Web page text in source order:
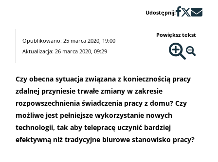
Udostępnij:
Opublikowano: 25 marca 2020, 19:00
Aktualizacja: 26 marca 2020, 09:29
Powiększ tekst
Czy obecna sytuacja związana z koniecznością pracy
zdalnej przyniesie trwałe zmiany w zakresie
rozpowszechnienia świadczenia pracy z domu? Czy
możliwe jest pełniejsze wykorzystanie nowych
technologii, tak aby telepracę uczynić bardziej
efektywną niż tradycyjne biurowe stanowisko pracy?